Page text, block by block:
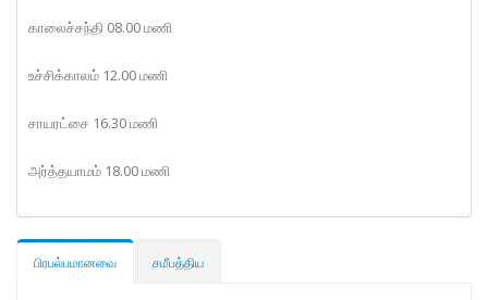
காலைச்சந்தி 08.00 மணி
உச்சிக்காலம் 12.00 மணி
சாயரட்சை 16.30 மணி
அர்த்தயாமம் 18.00 மணி
பிரபல்பமானவை சமீபத்திய